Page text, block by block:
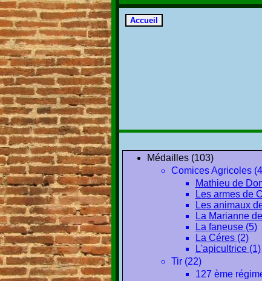
Médailles (103)
Comices Agricoles
Mathieu de
Les armes de
Les animaux
La Marianne
La faneuse (5)
La Céres (2)
L'apicultrice (1)
Tir (22)
127 ème